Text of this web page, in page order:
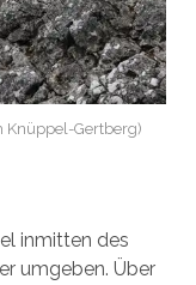
Knüppel-Gertberg)
inmitten des
umgeben. Über